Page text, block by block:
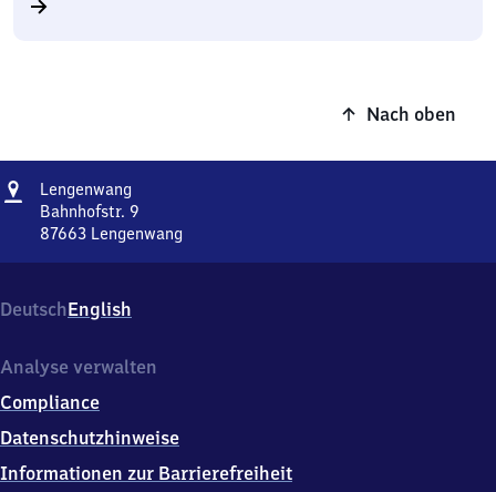
Nach oben
Adresse
Lengenwang
Bahnhofstr. 9
87663 Lengenwang
9,
8
6
3
Lengenwang
DeutschEnglish
Analyse verwalten
Compliance
Datenschutzhinweise
Informationen zur Barrierefreiheit